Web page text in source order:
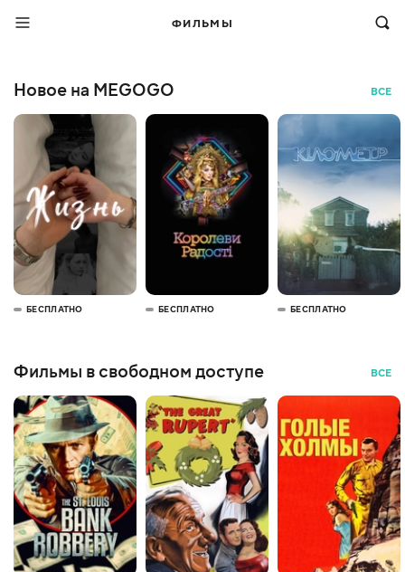
ФИЛЬМЫ
Новое на MEGOGO ВСЕ
БЕСПЛАТНО БЕСПЛАТНО БЕСПЛАТНО
Фильмы в свободном доступе ВСЕ